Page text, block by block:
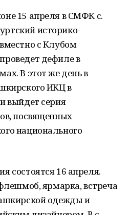
15 апреля в СМФК с.
историко-
с Клубом
дефиле в
В этот же день в
ИКЦ в
выйдет серия
посвященных
национального
состоятся 16 апреля.
ярмарка, встреча
одежды и